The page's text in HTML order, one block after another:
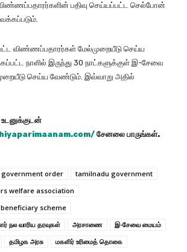
விண்ணப்பதாரர்களின் பதிவு செய்யப்பட்ட செல்போன்
விண்ணப்பதாரர்கள் மேல்முறையீடு செய்ய
நாளில் இருந்து 30 நாட்களுக்குள் இ-சேவை
செய்ய வேண்டும். இவ்வாறு அதில்
சேனலை பாருங்கள்.
government order
tamilnadu government
welfare association
scheme
நல வாரிய தரவுகள்
அரசாணை
இ-சேவை மையம்
தமிழக அரசு மகளிர் உரிமைத் தொகை